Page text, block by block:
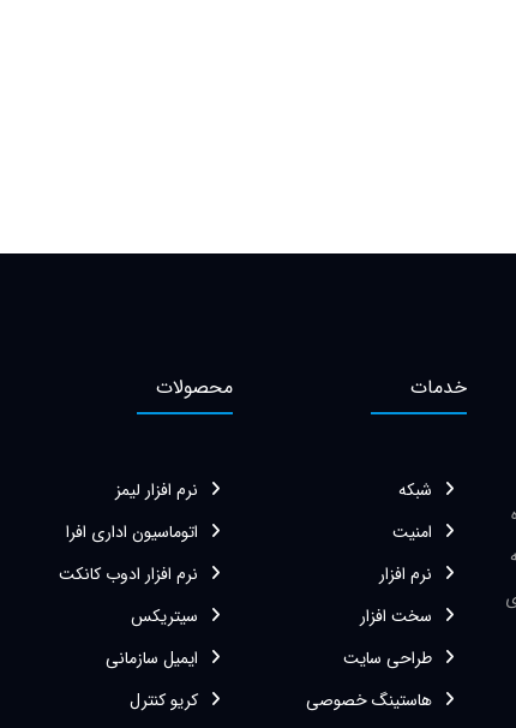
محصولات
نرم افزار لیمز
اتوماسیون اداری افرا
نرم افزار ادوب کانکت
سیتریکس
ایمیل سازمانی
کریو کنترل
خدمات
شبکه
امنیت
نرم افزار
سخت افزار
طراحی سایت
هاستینگ خصوصی